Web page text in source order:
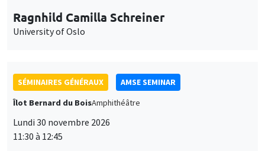
Ragnhild Camilla Schreiner
University of Oslo
SÉMINAIRES GÉNÉRAUX
AMSE SEMINAR
Îlot Bernard du BoisAmphithéâtre
Lundi 30 novembre 2026
11:30 à 12:45